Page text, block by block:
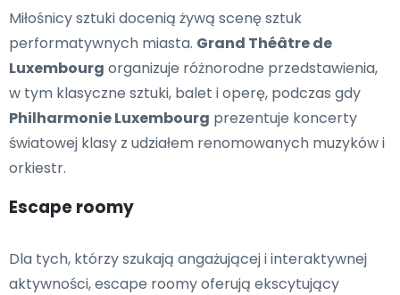
Miłośnicy sztuki docenią żywą scenę sztuk
performatywnych miasta. Grand Théâtre de
Luxembourg organizuje różnorodne przedstawienia,
w tym klasyczne sztuki, balet i operę, podczas gdy
Philharmonie Luxembourg prezentuje koncerty
światowej klasy z udziałem renomowanych muzyków i
orkiestr.
Escape roomy
Dla tych, którzy szukają angażującej i interaktywnej
aktywności, escape roomy oferują ekscytujący